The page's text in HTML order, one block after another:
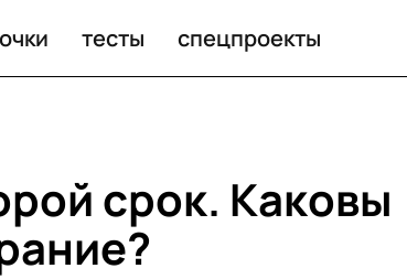
тесты спецпроекты
срок. Каковы